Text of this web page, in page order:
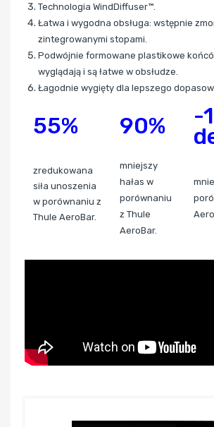
Technologia WindDiffuser™.
Łatwa i wygodna obsługa: wstępnie
zintegrowanymi stopami.
Podwójnie formowane plastikowe
wyglądają i są łatwe w obsłudze.
Łagodnie wygięty dla lepszego
55% 90% -
zredukowana
siła unoszenia
w porównaniu z
Thule AeroBar.
mniejszy
hałas w
porównaniu
z Thule
AeroBar.